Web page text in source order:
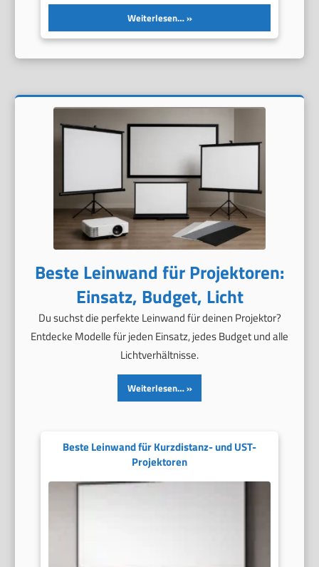
Weiterlesen…
Beste Leinwand für Projektoren:
Einsatz, Budget, Licht
Du suchst die perfekte Leinwand für deinen Projektor?
Entdecke Modelle für jeden Einsatz, jedes Budget und alle
Lichtverhältnisse.
Weiterlesen…
Beste Leinwand für Kurzdistanz- und UST-
Projektoren